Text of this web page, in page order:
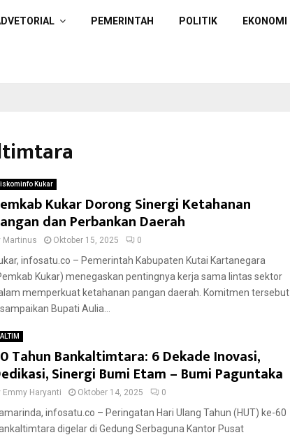
PEMERINTAH POLITIK EKONOMI
Kukar
Kukar Dorong Sinergi Ketahanan
dan Perbankan Daerah
Martinus Oktober 15, 2025 0
infosatu.co – Pemerintah Kabupaten Kutai Kartanegara
Kukar) menegaskan pentingnya kerja sama lintas sektor
memperkuat ketahanan pangan daerah. Komitmen tersebut
Bupati Aulia...
Tahun Bankaltimtara: 6 Dekade Inovasi,
Sinergi Bumi Etam – Bumi Paguntaka
Emmy Haryanti Oktober 14, 2025 0
infosatu.co – Peringatan Hari Ulang Tahun (HUT) ke-60
digelar di Gedung Serbaguna Kantor Pusat